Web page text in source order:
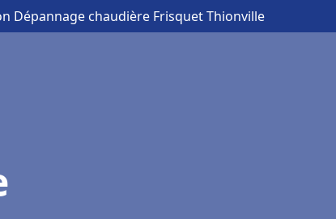
Dépannage chaudière Frisquet Thionville